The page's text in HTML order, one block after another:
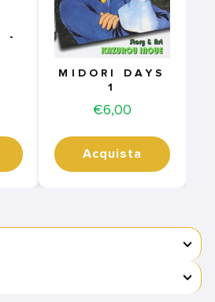
-
MIDORI DAYS
1
Price
€6,00
Acquista